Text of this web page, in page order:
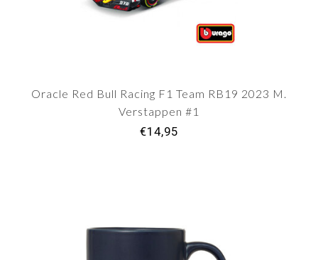
Oracle Red Bull Racing F1 Team RB19 2023 M.
Verstappen #1
€14,95